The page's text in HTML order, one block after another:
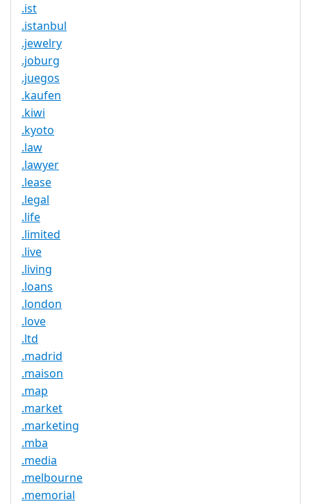
.ist
.istanbul
.jewelry
.joburg
.juegos
.kaufen
.kiwi
.kyoto
.law
.lawyer
.lease
.legal
.life
.limited
.live
.living
.loans
.london
.love
.ltd
.madrid
.maison
.map
.market
.marketing
.mba
.media
.melbourne
.memorial